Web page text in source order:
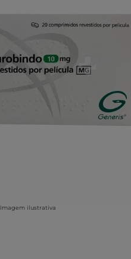
Imagem ilustrativa